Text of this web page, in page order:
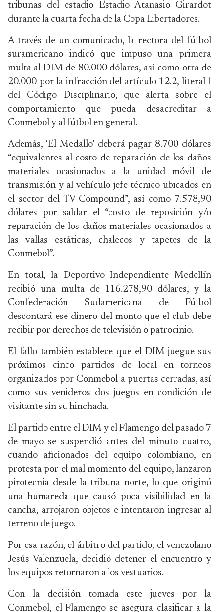
tribunas del estadio Estadio Atanasio Girardot
durante la cuarta fecha de la Copa Libertadores.
A través de un comunicado, la rectora del fútbol
suramericano indicó que impuso una primera
multa al DIM de 80.000 dólares, así como otra de
20.000 por la infracción del artículo 12.2, literal f
del Código Disciplinario, que alerta sobre el
comportamiento que pueda desacreditar a
Conmebol y al fútbol en general.
Además, ‘El Medallo’ deberá pagar 8.700 dólares
“equivalentes al costo de reparación de los daños
materiales ocasionados a la unidad móvil de
transmisión y al vehículo jefe técnico ubicados en
el sector del TV Compound”, así como 7.578,90
dólares por saldar el “costo de reposición y/o
reparación de los daños materiales ocasionados a
las vallas estáticas, chalecos y tapetes de la
Conmebol”.
En total, la Deportivo Independiente Medellín
recibió una multa de 116.278,90 dólares, y la
Confederación Sudamericana de Fútbol
descontará ese dinero del monto que el club debe
recibir por derechos de televisión o patrocinio.
El fallo también establece que el DIM juegue sus
próximos cinco partidos de local en torneos
organizados por Conmebol a puertas cerradas, así
como sus venideros dos juegos en condición de
visitante sin su hinchada.
El partido entre el DIM y el Flamengo del pasado 7
de mayo se suspendió antes del minuto cuatro,
cuando aficionados del equipo colombiano, en
protesta por el mal momento del equipo, lanzaron
pirotecnia desde la tribuna norte, lo que originó
una humareda que causó poca visibilidad en la
cancha, arrojaron objetos e intentaron ingresar al
terreno de juego.
Por esa razón, el árbitro del partido, el venezolano
Jesús Valenzuela, decidió detener el encuentro y
los equipos retornaron a los vestuarios.
Con la decisión tomada este jueves por la
Conmebol, el Flamengo se asegura clasificar a la